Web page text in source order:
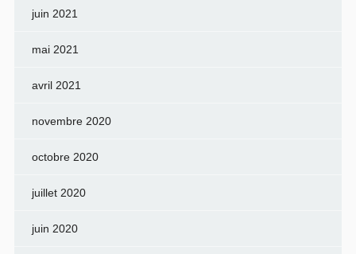
juin 2021
mai 2021
avril 2021
novembre 2020
octobre 2020
juillet 2020
juin 2020